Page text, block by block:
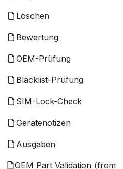
Löschen
Bewertung
OEM-Prüfung
Blacklist-Prüfung
SIM-Lock-Check
Gerätenotizen
Ausgaben
OEM Part Validation (from